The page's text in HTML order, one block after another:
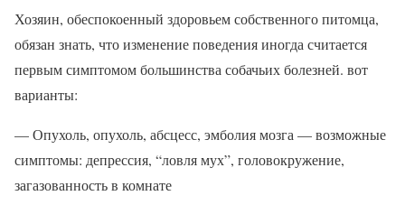
Хозяин, обеспокоенный здоровьем собственного питомца,
обязан знать, что изменение поведения иногда считается
первым симптомом большинства собачьих болезней. вот
варианты:
— Опухоль, опухоль, абсцесс, эмболия мозга — возможные
симптомы: депрессия, “ловля мух”, головокружение,
загазованность в комнате